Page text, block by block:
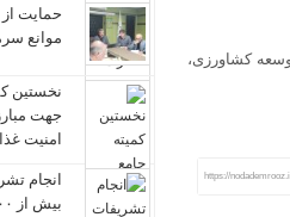
کشاورزی،
https://
حمایت از
موانع
نخستین
جهت
امنیت
انجام